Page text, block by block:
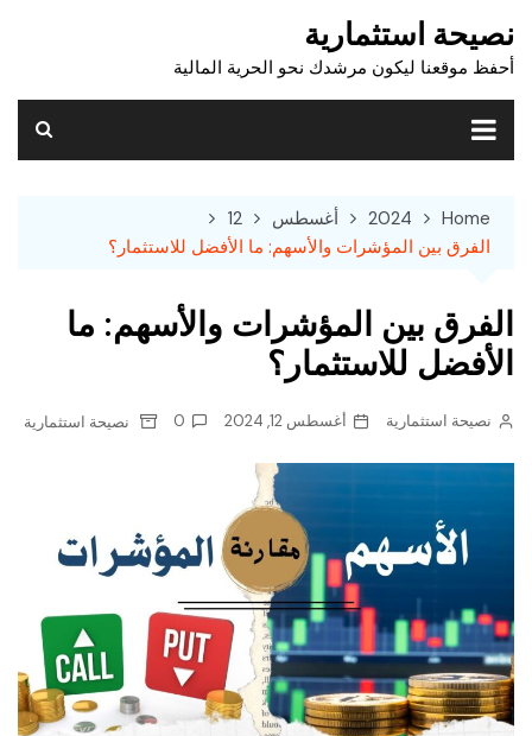
content
نصيحة استثمارية
أحفظ موقعنا ليكون مرشدك نحو الحرية المالية
Home
2024 أغسطس
12
الفرق بين المؤشرات والأسهم: ما الأفضل للاستثمار؟
الفرق بين المؤشرات والأسهم: ما
الأفضل للاستثمار؟
نصيحة استثمارية أغسطس 12, 2024 0 نصيحة استثمارية